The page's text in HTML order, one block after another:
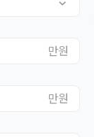
만원
만원